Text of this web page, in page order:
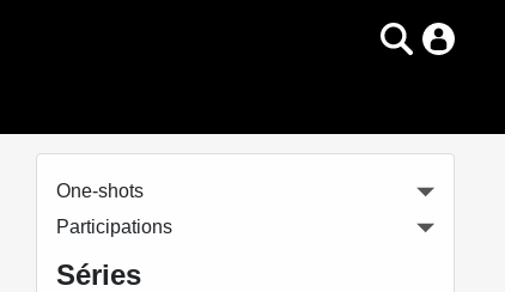
One-shots
Participations
Séries